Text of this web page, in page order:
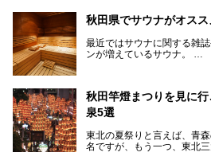
げ」など、全国的に有名な
役立つ、県内のおすすめス
紹介します。
岩盤浴入り放題なのに1泊
観光にも便利な「天然温泉
りお届けします。
秋田県でサウナがオス
最近ではサウナに関する雑
ンが増えているサウナ。
こだわりを持つ施設も増え
今回はそんな今話題のサウ
ススメ温泉・銭湯・スパを
秋田竿燈まつりを見に
泉5選
東北の夏祭りと言えば、青
名ですが、もう一つ、東北